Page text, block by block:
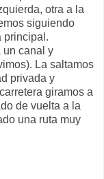
otra a la
siguiendo
principal.
un canal y
La saltamos
privada y
giramos a
de vuelta a la
una ruta muy